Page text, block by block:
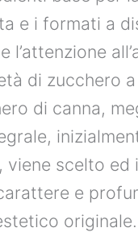
e i formati a
di zucchero
di canna,
scelto
e
originale.